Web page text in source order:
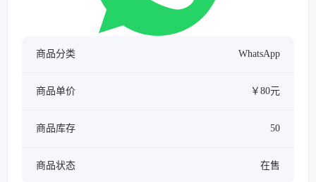
商品分类 WhatsApp
商品单价 ￥80元
商品库存 50
商品状态 在售